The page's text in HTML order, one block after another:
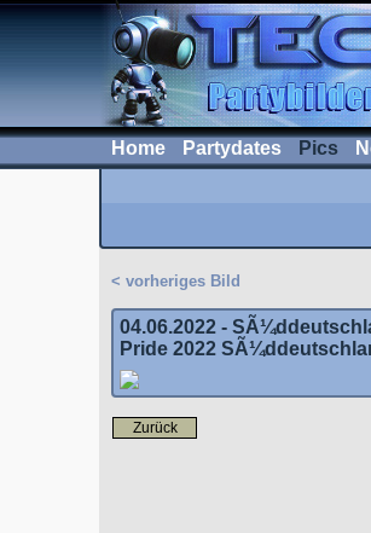
Home Partydates Pics
< vorheriges Bild
04.06.2022 -
Pride 2022